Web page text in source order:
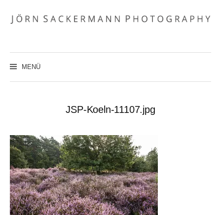
Inhalt
überspringen
MENÜ
JSP-Koeln-11107.jpg